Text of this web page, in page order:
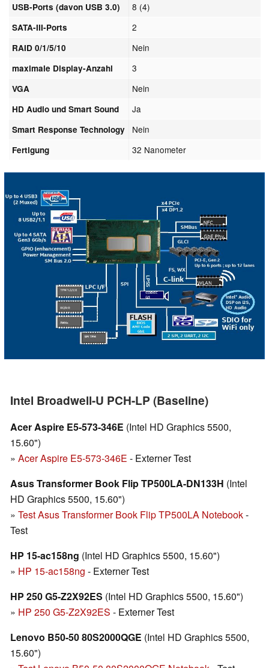
USB-Ports (davon USB 3.0) 8 (4)
SATA-III-Ports 2
RAID 0/1/5/10 Nein
maximale Display-Anzahl 3
VGA Nein
HD Audio und Smart Sound Ja
Smart Response Technology Nein
Fertigung 32 Nanometer
Intel Broadwell-U PCH-LP (Baseline)
Acer Aspire E5-573-346E (Intel HD Graphics 5500,
15.60")
» Acer Aspire E5-573-346E - Externer Test
Asus Transformer Book Flip TP500LA-DN133H (Intel
HD Graphics 5500, 15.60")
» Test Asus Transformer Book Flip TP500LA Notebook-
Test
HP 15-ac158ng (Intel HD Graphics 5500, 15.60")
» HP 15-ac158ng - Externer Test
HP 250 G5-Z2X92ES (Intel HD Graphics 5500, 15.60")
» HP 250 G5-Z2X92ES - Externer Test
Lenovo B50-50 80S2000QGE (Intel HD Graphics 5500,
15.60")